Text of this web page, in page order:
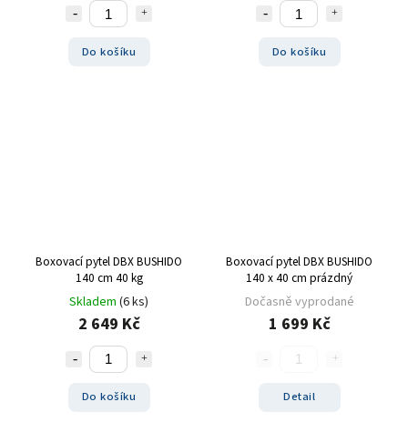
Do košíku Do košíku
Boxovací pytel DBX BUSHIDO
140 cm 40 kg
Skladem (6 ks)
2 649 Kč
Do košíku
Boxovací pytel DBX BUSHIDO
140 x 40 cm prázdný
Dočasně vyprodané
1 699 Kč
Detail